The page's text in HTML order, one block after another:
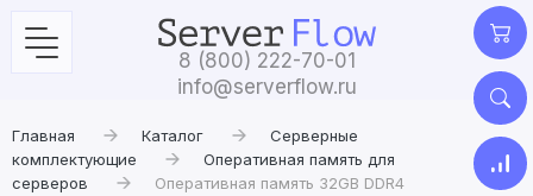
8 (800) 222-70-01
info@serverflow.ru
Главная Каталог
Серверные
комплектующие
Оперативная память для
серверов
Оперативная память 32GB DDR4